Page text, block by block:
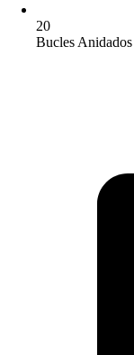
20
Bucles Anidados